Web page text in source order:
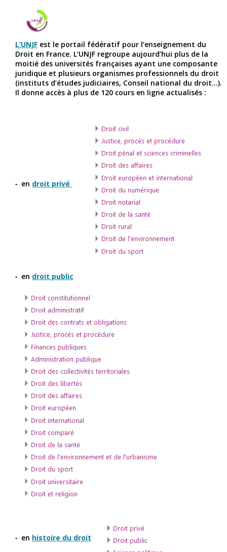
L’UNJF est le portail fédératif pour l’enseignement du
Droit en France. L’UNJF regroupe aujourd’hui plus de la
moitié des universités françaises ayant une composante
juridique et plusieurs organismes professionnels du droit
(instituts d’études judiciaires, Conseil national du droit...).
Il donne accès à plus de 120 cours en ligne actualisés :
en droit privé
en droit public
en histoire du droit